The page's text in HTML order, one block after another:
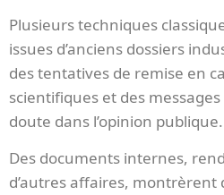
Plusieurs techniques
issues d’anciens dossiers
des tentatives de remise en
scientifiques et des
doute dans l’opinion publique.
Des documents internes,
d’autres affaires, montrèrent